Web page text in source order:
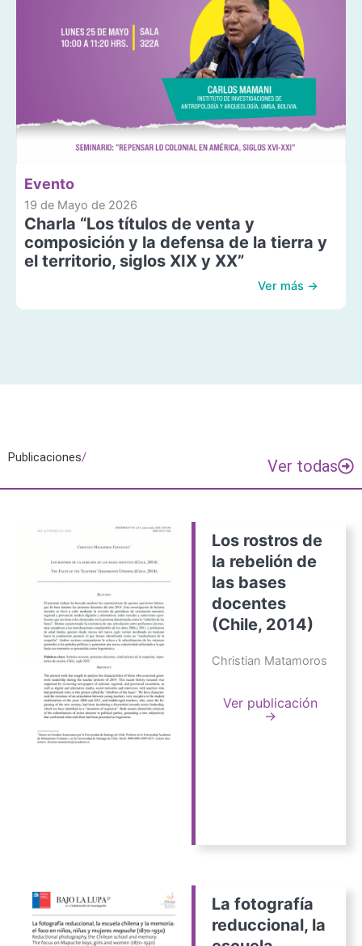
Evento
19 de Mayo de 2026
Charla “Los títulos de venta y
composición y la defensa de la tierra y
el territorio, siglos XIX y XX”
Ver más →
Publicaciones/ Ver todas
Los rostros de
la rebelión de
las bases
docentes
(Chile, 2014)
Christian Matamoros
Ver publicación
→
La fotografía
reduccional, la